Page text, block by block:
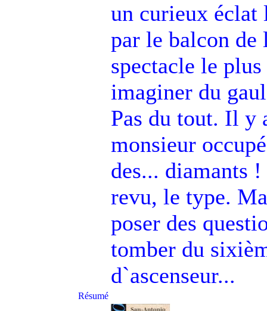
un curieux éclat
par le balcon
spectacle le
imaginer du
Pas du tout. Il y
monsieur
des... diamants
revu, le type.
poser des
tomber du
d`ascenseur...
Résumé